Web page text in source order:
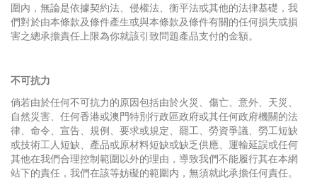
圍內，無論是依據契約法、侵權法、衡平法或其他的法律基礎，我
們對於由本條款及條件產生或與本條款及條件有關的任何損失或損
害之總承擔責任上限為你就該引致問題產品支付的金額。
不可抗力
倘若由於任何不可抗力的原因包括由於火災、傷亡、意外、天災、
自然災害、任何香港或澳門特別行政區政府或其任何政府機關的法
律、命令、宣告、規例、要求或規定、罷工、勞資爭議、勞工短缺
或技術工人短缺、產品或原材料短缺或缺乏供應、運輸延誤或任何
其他在我們合理控制範圍以外的理由，導致我們不能履行其在本網
站下的責任，我們在該等妨礙的範圍内，無須就此承擔任何責任。